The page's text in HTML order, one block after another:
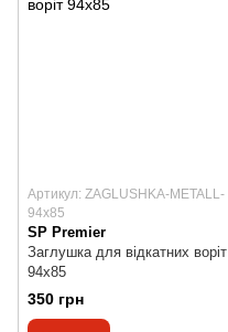
Артикул: ZAGLUSHKA-METALL-
94x85
SP Premier
Заглушка для відкатних воріт
94x85
350 грн